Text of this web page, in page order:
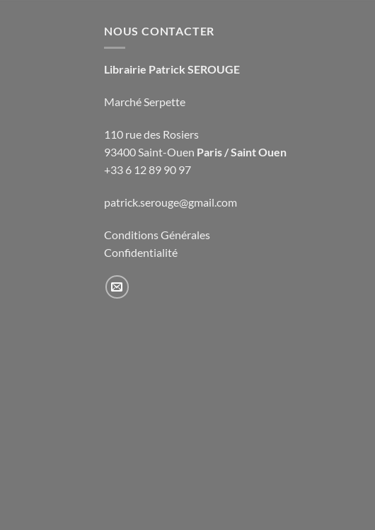
NOUS CONTACTER
Librairie Patrick SEROUGE
Marché Serpette
110 rue des Rosiers
93400 Saint-Ouen Paris / Saint Ouen
+33 6 12 89 90 97
patrick.serouge@gmail.com
Conditions Générales
Confidentialité